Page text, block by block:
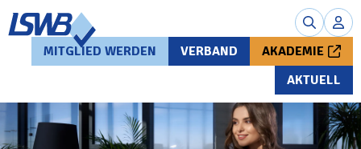
MITGLIED WERDEN VERBAND
AKADEMIE
AKTUELL